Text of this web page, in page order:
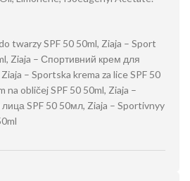
twarzy SPF 50 50ml, Ziaja – Sport
Ziaja – Спортивний крем для
– Sportska krema za lice SPF 50
na obličej SPF 50 50ml, Ziaja –
SPF 50 50мл, Ziaja – Sportivnyy